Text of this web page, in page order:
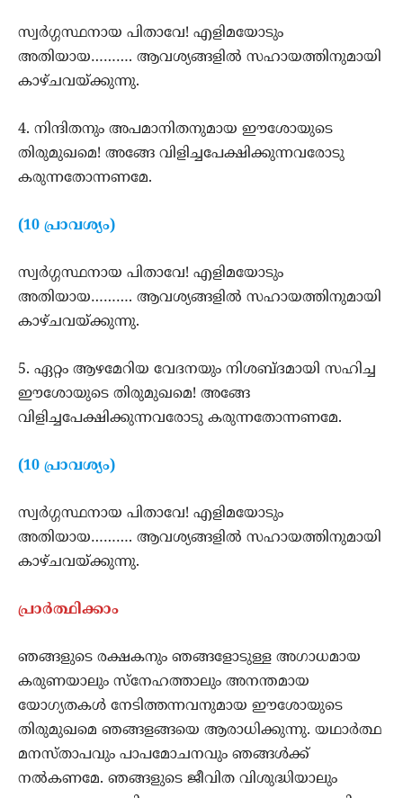
സ്വര്‍ഗ്ഗസ്ഥനായ പിതാവേ! എളിമയോടും
അതിയായ………. ആവശ്യങ്ങളില്‍ സഹായത്തിനുമായി
കാഴ്ചവയ്ക്കുന്നു.
4. നിന്ദിതനും അപമാനിതനുമായ ഈശോയുടെ
തിരുമുഖമെ! അങ്ങേ വിളിച്ചപേക്ഷിക്കുന്നവരോടു
കരുന്നതോന്നണമേ.
(10 പ്രാവശ്യം)
സ്വര്‍ഗ്ഗസ്ഥനായ പിതാവേ! എളിമയോടും
അതിയായ………. ആവശ്യങ്ങളില്‍ സഹായത്തിനുമായി
കാഴ്ചവയ്ക്കുന്നു.
5. ഏറ്റം ആഴമേറിയ വേദനയും നിശബ്ദമായി സഹിച്ച
ഈശോയുടെ തിരുമുഖമെ! അങ്ങേ
വിളിച്ചപേക്ഷിക്കുന്നവരോടു കരുന്നതോന്നണമേ.
(10 പ്രാവശ്യം)
സ്വര്‍ഗ്ഗസ്ഥനായ പിതാവേ! എളിമയോടും
അതിയായ………. ആവശ്യങ്ങളില്‍ സഹായത്തിനുമായി
കാഴ്ചവയ്ക്കുന്നു.
പ്രാര്‍ത്ഥിക്കാം
ഞങ്ങളുടെ രക്ഷകനും ഞങ്ങളോടുള്ള അഗാധമായ
കരുണയാലും സ്നേഹത്താലും അനന്തമായ
യോഗ്യതകള്‍ നേടിത്തന്നവനുമായ ഈശോയുടെ
തിരുമുഖമെ ഞങ്ങളങ്ങയെ ആരാധിക്കുന്നു. യഥാര്‍ത്ഥ
മനസ്താപവും പാപമോചനവും ഞങ്ങള്‍ക്ക്
നല്‍കണമേ. ഞങ്ങളുടെ ജീവിത വിശുദ്ധിയാലും